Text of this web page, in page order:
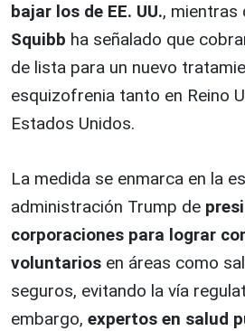
bajar los de EE. UU., mientras
Squibb ha señalado que
de lista para un nuevo
esquizofrenia tanto en Reino
Estados Unidos.
La medida se enmarca en la
administración Trump de
corporaciones para lograr
voluntarios en áreas como
seguros, evitando la vía
embargo, expertos en salud